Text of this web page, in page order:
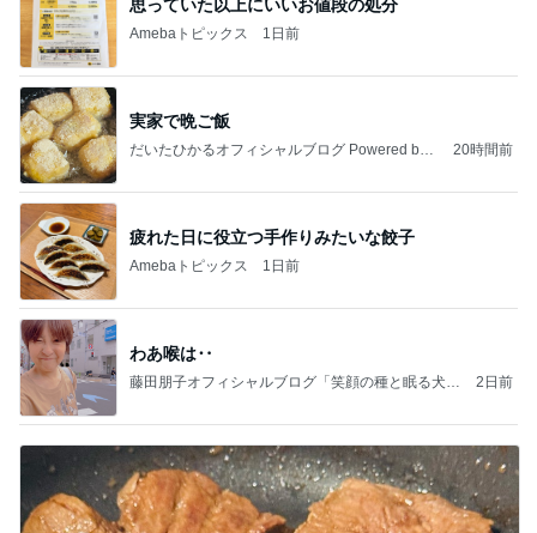
思っていた以上にいいお値段の処分
Amebaトピックス 1日前
実家で晩ご飯
だいたひかるオフィシャルブログ Powered by
20時間前
疲れた日に役立つ手作りみたいな餃子
Amebaトピックス 1日前
わあ喉は‥
藤田朋子オフィシャルブログ「笑顔の種と眠る犬」
2日前